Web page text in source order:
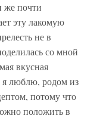
же почти
эту лакомую
не в
со мной
вкусная
я люблю, родом из
потому что
положить в